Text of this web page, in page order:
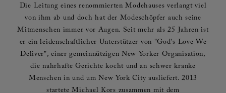
Die Leitung eines renommierten Modehauses verlangt viel
von ihm ab und doch hat der Modeschöpfer auch seine
Mitmenschen immer vor Augen. Seit mehr als 25 Jahren ist
er ein leidenschaftlicher Unterstützer von "God's Love We
Deliver", einer gemeinnützigen New Yorker Organisation,
die nahrhafte Gerichte kocht und an schwer kranke
Menschen in und um New York City ausliefert. 2013